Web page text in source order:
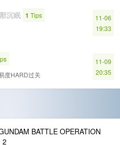
沉眠 1 Tips
11-06
19:33
度HARD过关
11-09
20:35
BATTLE OPERATION
2